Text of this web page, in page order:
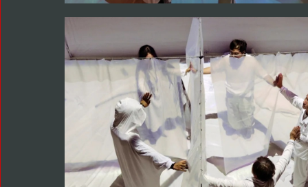
剧中的影像和声音设计构思巧妙。
红色、绿色、黄色的方块贯穿全剧，以影射红码、黄码、绿码。剧
在一片绿光中醒来，生活好像一切如常了。但是正当他们平静地过
咳嗽传来，每个人都“冻住了”，投影变成红方块加暂停符号。过了
加播放符号中，所有人生活也继续。但是没过多久，全体人又暂
此类场景用影像、声音和表演的融合，极简但又精准地表现了当
停、快进、倒放成为日常，生活好像再也回不到单纯的线性流程里